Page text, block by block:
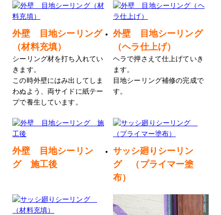
外壁 目地シーリング
（材料充填）
シーリング材を打ち入れてい
きます。
この時外壁にはみ出してしま
わぬよう、両サイドに紙テー
プで養生しています。
外壁 目地シーリング
（ヘラ仕上げ）
ヘラで押さえて仕上げていき
ます。
目地シーリング補修の完成で
す。
外壁 目地シーリン
グ 施工後
サッシ廻りシーリン
グ （プライマー塗
布）